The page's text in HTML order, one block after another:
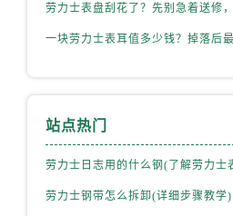
站点热门
劳力士钢带怎么拆卸(详细步骤教学)